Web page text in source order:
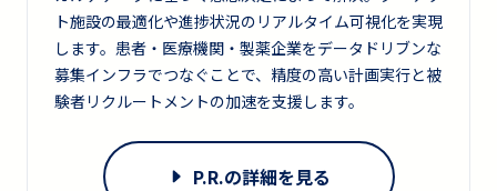
ト施設の最適化や進捗状況のリアルタイム可視化を実現
します。患者・医療機関・製薬企業をデータドリブンな
募集インフラでつなぐことで、精度の高い計画実行と被
験者リクルートメントの加速を支援します。
P.R.の詳細を見る